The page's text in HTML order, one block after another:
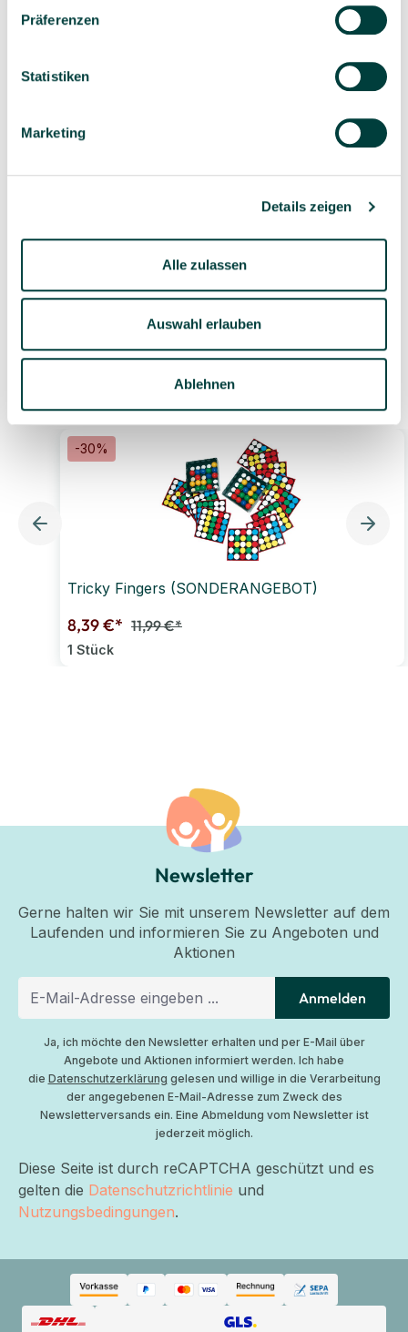
Präferenzen
Statistiken
Marketing
Details zeigen
Alle zulassen
Auswahl erlauben
Ablehnen
Produktsortiment
individuelle Beratung
Geprüfte Lieferkette
1-3 Werktage Lieferzeit
bei Versand aus dem
eigenen Lager
Ähnliche Produkte
-30%
Tricky Fingers (SONDERANGEBOT)
8,39 €* 11,99 €*
1 Stück
Newsletter
Gerne halten wir Sie mit unserem Newsletter auf dem
Laufenden und informieren Sie zu Angeboten und
Aktionen
Anmelden
Ja, ich möchte den Newsletter erhalten und per E-Mail über
Angebote und Aktionen informiert werden. Ich habe
die Datenschutzerklärung gelesen und willige in die Verarbeitung
der angegebenen E-Mail-Adresse zum Zweck des
Newsletterversands ein. Eine Abmeldung vom Newsletter ist
jederzeit möglich.
Diese Seite ist durch reCAPTCHA geschützt und es
gelten die Datenschutzrichtlinie und
Nutzungsbedingungen.